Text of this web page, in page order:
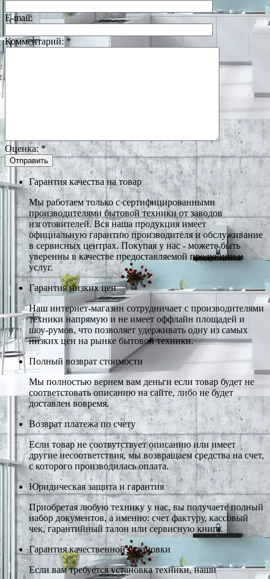
E-mail:
Комментарий: *
Оценка:*
Гарантия качества на товар
Мы работаем только с сертифицированными
производителями бытовой техники от заводов
изготовителей. Вся наша продукция имеет
официальную гарантию производителя и обслуживание
в сервисных центрах. Покупая у нас - можете быть
уверенны в качестве предоставляемой продукции и
услуг.
Гарантия низких цен
Наш интернет-магазин сотрудничает с производителями
техники напрямую и не имеет оффлайн площадей и
шоу-румов, что позволяет удерживать одну из самых
низких цен на рынке бытовой техники.
Полный возврат стоимости
Мы полностью вернем вам деньги если товар будет не
соответстовать описанию на сайте, либо не будет
доставлен вовремя.
Возврат платежа по счету
Если товар не соотвутствует описанию или имеет
другие несоответствия, мы возвращаем средства на счет,
с которого производилась оплата.
Юридическая защита и гарантия
Приобретая любую технику у нас, вы получаете полный
набор документов, а именно: счет фактуру, кассовый
чек, гарантийный талон или сервисную книгу.
Гарантия качественной установки
Если вам требуется установка техники, наши